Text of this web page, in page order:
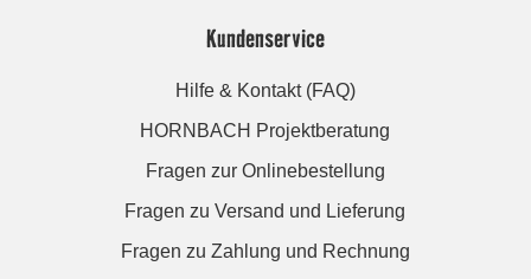
Kundenservice
Hilfe & Kontakt (FAQ)
HORNBACH Projektberatung
Fragen zur Onlinebestellung
Fragen zu Versand und Lieferung
Fragen zu Zahlung und Rechnung